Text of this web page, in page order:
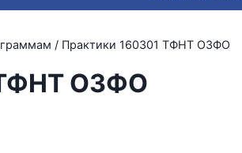
/ Практики 160301 ТФНТ ОЗФО
ОЗФО